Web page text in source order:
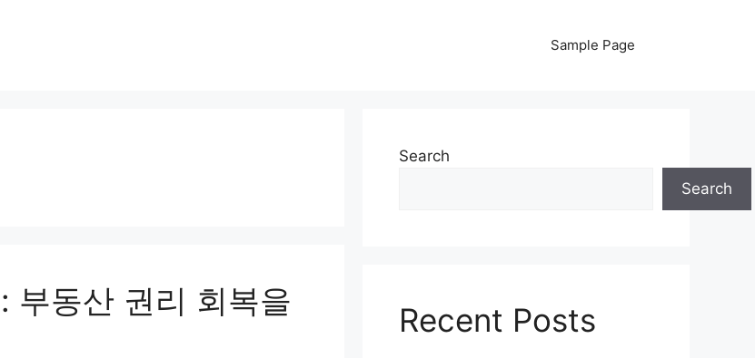
Sample Page
동산 권리 회복을
Search
Search
Recent Posts